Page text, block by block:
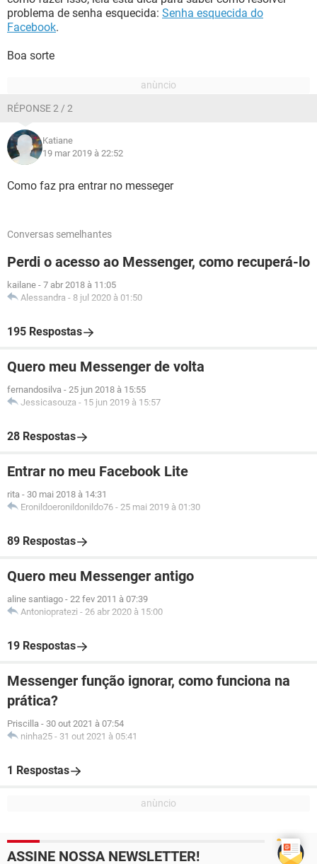
problema de senha esquecida: Senha esquecida do
Facebook.
Boa sorte
RÉPONSE 2 / 2
Katiane
19 mar 2019 à 22:52
Como faz pra entrar no messeger
Conversas semelhantes
Perdi o acesso ao Messenger, como recuperá-lo
kailane - 7 abr 2018 à 11:05
Alessandra - 8 jul 2020 à 01:50
195 Respostas
Quero meu Messenger de volta
fernandosilva - 25 jun 2018 à 15:55
Jessicasouza - 15 jun 2019 à 15:57
28 Respostas
Entrar no meu Facebook Lite
rita - 30 mai 2018 à 14:31
Eronildoeronildonildo76 - 25 mai 2019 à 01:30
89 Respostas
Quero meu Messenger antigo
aline santiago - 22 fev 2011 à 07:39
Antoniopratezi - 26 abr 2020 à 15:00
19 Respostas
Messenger função ignorar, como funciona na
prática?
Priscilla - 30 out 2021 à 07:54
ninha25 - 31 out 2021 à 05:41
1 Respostas
ASSINE NOSSA NEWSLETTER!